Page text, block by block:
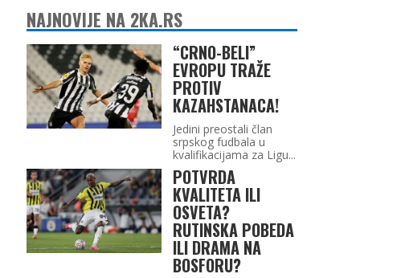
NAJNOVIJE NA 2KA.RS
“CRNO-BELI”
EVROPU TRAŽE
PROTIV
KAZAHSTANACA!
Jedini preostali član
srpskog fudbala u
kvalifikacijama za Ligu...
POTVRDA
KVALITETA ILI
OSVETA?
RUTINSKA POBEDA
ILI DRAMA NA
BOSFORU?